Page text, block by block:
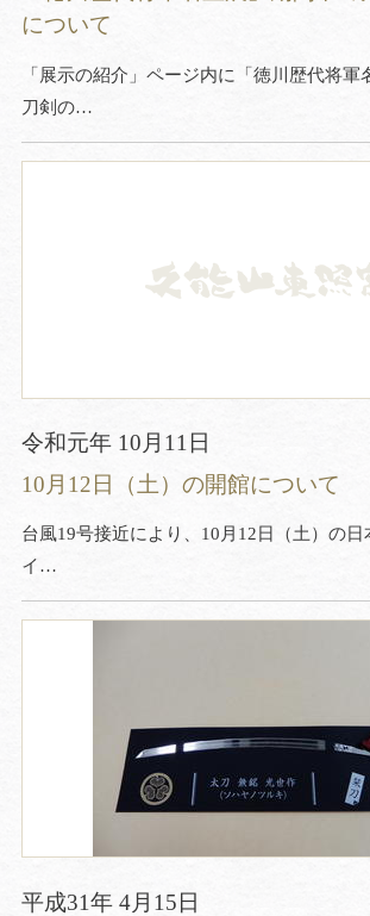
について
「展示の紹介」ページ内に「徳川歴代将軍
刀剣の…
令和元年 10月11日
10月12日（土）の開館について
台風19号接近により、10月12日（土）の日
イ…
平成31年 4月15日